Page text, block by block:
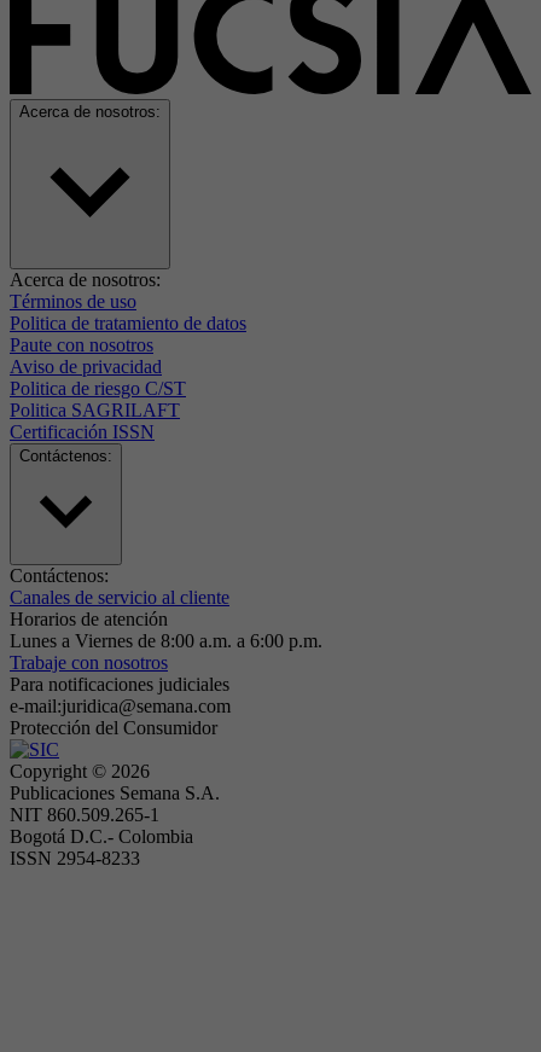
Acerca de nosotros:
Acerca de nosotros:
Términos de uso
Politica de tratamiento de datos
Paute con nosotros
Aviso de privacidad
Politica de riesgo C/ST
Politica SAGRILAFT
Certificación ISSN
Contáctenos:
Contáctenos:
Canales de servicio al cliente
Horarios de atención
Lunes a Viernes de 8:00 a.m. a 6:00 p.m.
Trabaje con nosotros
Para notificaciones judiciales
e-mail:juridica@semana.com
Protección del Consumidor
Copyright © 2026
Publicaciones Semana S.A.
NIT 860.509.265-1
Bogotá D.C.- Colombia
ISSN 2954-8233